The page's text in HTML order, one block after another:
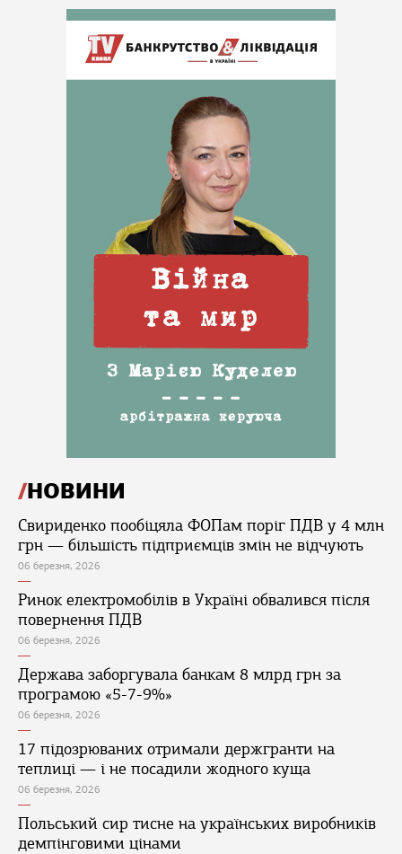
НОВИНИ
Свириденко пообіцяла ФОПам поріг ПДВ у 4 млн
грн — більшість підприємців змін не відчують
06 березня, 2026
Ринок електромобілів в Україні обвалився після
повернення ПДВ
06 березня, 2026
Держава заборгувала банкам 8 млрд грн за
програмою «5-7-9%»
06 березня, 2026
17 підозрюваних отримали держгранти на
теплиці — і не посадили жодного куща
06 березня, 2026
Польський сир тисне на українських виробників
демпінговими цінами